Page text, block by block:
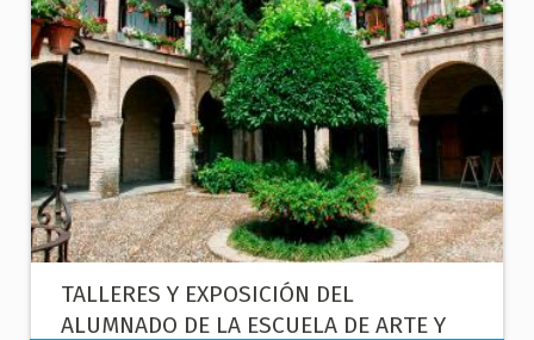
TALLERES Y EXPOSICIÓN DEL
ALUMNADO DE LA ESCUELA DE ARTE Y